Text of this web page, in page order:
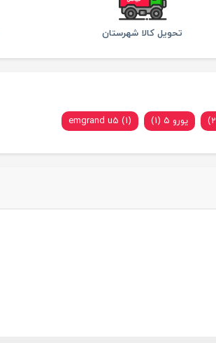
تحویل کالا شهرستان
یورو ۵ (1) emgrand u5 (1)